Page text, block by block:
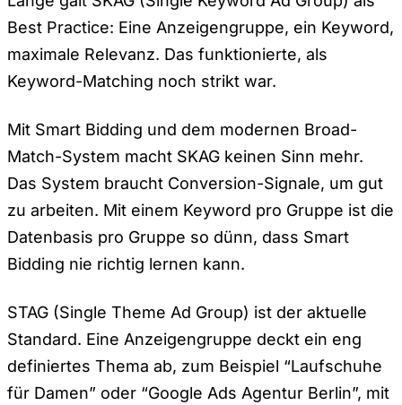
Best Practice: Eine Anzeigengruppe, ein Keyword,
maximale Relevanz. Das funktionierte, als
Keyword-Matching noch strikt war.
Mit Smart Bidding und dem modernen Broad-
Match-System macht SKAG keinen Sinn mehr.
Das System braucht Conversion-Signale, um gut
zu arbeiten. Mit einem Keyword pro Gruppe ist die
Datenbasis pro Gruppe so dünn, dass Smart
Bidding nie richtig lernen kann.
STAG (Single Theme Ad Group) ist der aktuelle
Standard. Eine Anzeigengruppe deckt ein eng
definiertes Thema ab, zum Beispiel “Laufschuhe
für Damen” oder “Google Ads Agentur Berlin”, mit